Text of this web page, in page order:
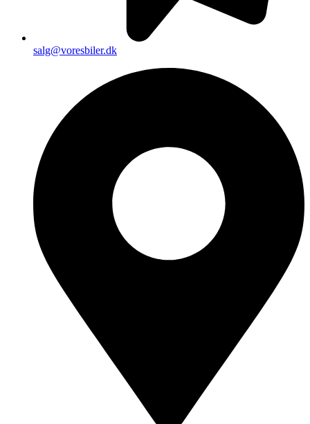
salg@voresbiler.dk